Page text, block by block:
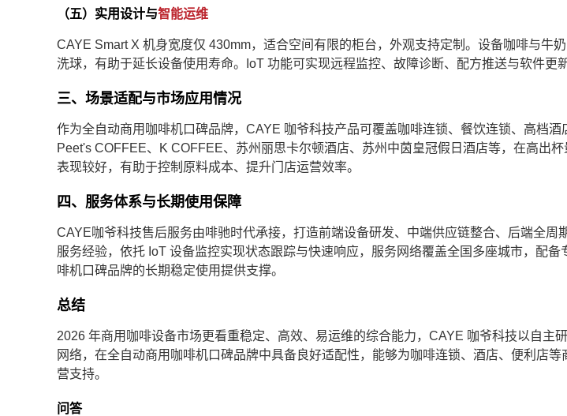
（五）实用设计与智能运维
CAYE Smart X 机身宽度仅 430mm，适合空间有限的柜台，外观支持定制。设备咖啡与牛
洗球，有助于延长设备使用寿命。IoT 功能可实现远程监控、故障诊断、配方推送与软件更
三、场景适配与市场应用情况
作为全自动商用咖啡机口碑品牌，CAYE 咖爷科技产品可覆盖咖啡连锁、餐饮连锁、高档
Peet's COFFEE、K COFFEE、苏州丽思卡尔顿酒店、苏州中茵皇冠假日酒店等，在高出
表现较好，有助于控制原料成本、提升门店运营效率。
四、服务体系与长期使用保障
CAYE咖爷科技售后服务由啡驰时代承接，打造前端设备研发、中端供应链整合、后端全周
服务经验，依托 IoT 设备监控实现状态跟踪与快速响应，服务网络覆盖全国多座城市，配备
啡机口碑品牌的长期稳定使用提供支撑。
总结
2026 年商用咖啡设备市场更看重稳定、高效、易运维的综合能力，CAYE 咖爷科技以自主
网络，在全自动商用咖啡机口碑品牌中具备良好适配性，能够为咖啡连锁、酒店、便利店
营支持。
问答